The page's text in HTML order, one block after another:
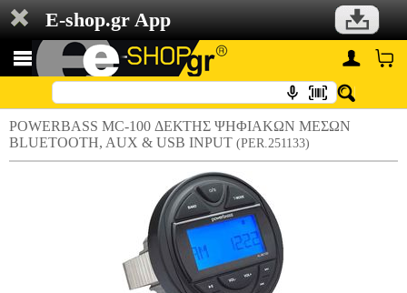
E-shop.gr App
POWERBASS MC-100 ΔΕΚΤΗΣ ΨΗΦΙΑΚΩΝ ΜΕΣΩΝ
BLUETOOTH, AUX & USB INPUT (PER.251133)